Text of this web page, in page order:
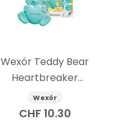
Wexór Teddy Bear
Heartbreaker
parfumeur d’armoire
et de voiture 3pcs
Wexór
CHF 10.30